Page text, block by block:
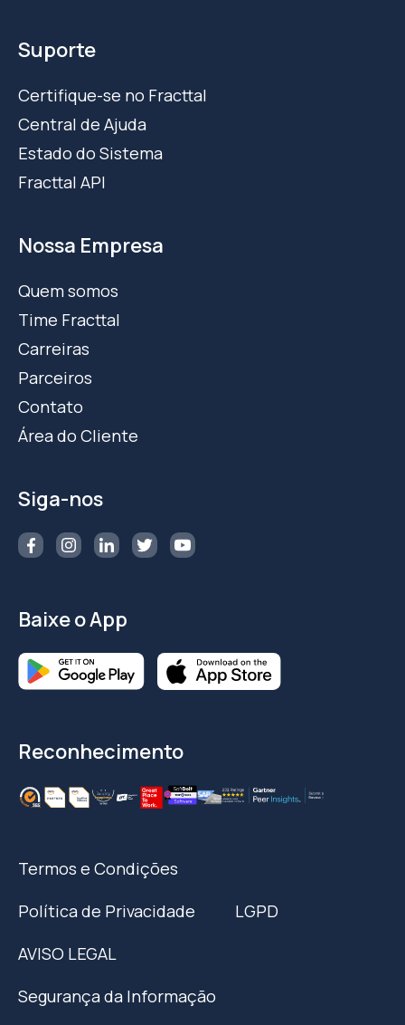
Suporte
Certifique-se no Fracttal
Central de Ajuda
Estado do Sistema
Fracttal API
Nossa Empresa
Quem somos
Time Fracttal
Carreiras
Parceiros
Contato
Área do Cliente
Siga-nos
Baixe o App
Reconhecimento
Termos e Condições
Política de Privacidade
LGPD
AVISO LEGAL
Segurança da Informação